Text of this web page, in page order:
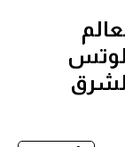
لوتس
الشرق